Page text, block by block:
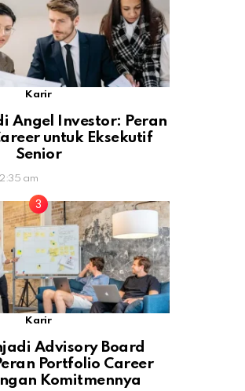
Karir
Angel Investor: Peran
untuk Eksekutif
Senior
am
Karir
Advisory Board
Portfolio Career
Komitmennya